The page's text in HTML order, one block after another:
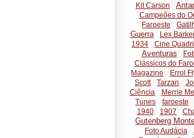
Kit Carson
Antar
Campeões do
Faroeste
Guerra
Lex
1934 Cine
Aventuras
Clássicos do
Magazine
Errol
Scott
Tarzan
Ciência
Merrie
Tunes
faroeste
1940
1907
Gutenberg
Foto Audácia